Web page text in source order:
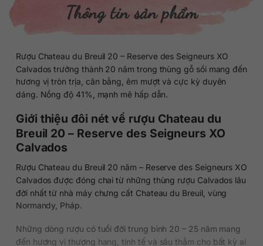
Thông tin sản phẩm
Rượu Chateau du Breuil 20 – Reserve des Seigneurs XO
Calvados trưởng thành 20 năm trong thùng gỗ sồi mang đến
hương vị tròn trịa, cân bằng, êm mượt và cực kỳ duyên
dáng. Nồng độ 41%, mạnh mẽ hấp dẫn.
Giới thiệu đôi nét về rượu Chateau du
Breuil 20 – Reserve des Seigneurs XO
Calvados
Rượu Chateau du Breuil 20 năm – Reserve des Seigneurs XO
Calvados được đóng chai từ những thùng rượu Calvados lâu
đời nhất từ nhà máy chưng cất Chateau du Breuil, vùng
Normandy, Pháp.
Những dòng rượu có tuổi đời trung bình 20 – 25 năm mang
đến hương vị thượng hạng, tinh tế và sâu thẳm cho bất kỳ ai